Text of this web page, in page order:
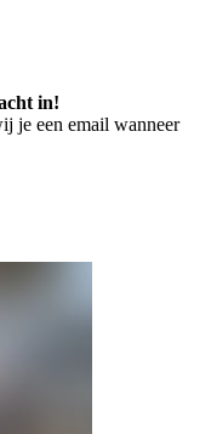
in!
je een email wanneer